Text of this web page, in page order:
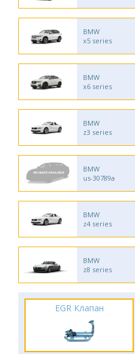
BMW
x5 series
BMW
x6 series
BMW
z3 series
BMW
us-30789a
BMW
z4 series
BMW
z8 series
EGR Клапан